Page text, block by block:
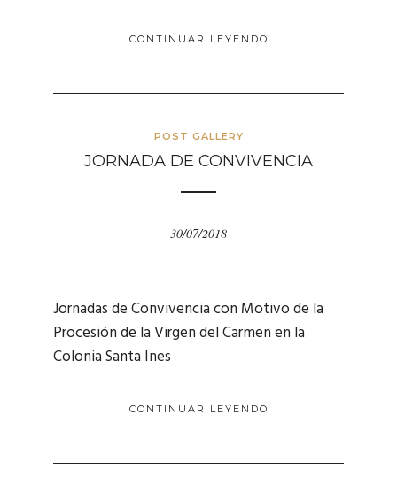
CONTINUAR LEYENDO
POST GALLERY
JORNADA DE CONVIVENCIA
30/07/2018
Jornadas de Convivencia con Motivo de la
Procesión de la Virgen del Carmen en la
Colonia Santa Ines
CONTINUAR LEYENDO